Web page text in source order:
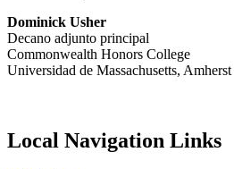
Dominick Usher
Decano adjunto principal
Commonwealth Honors College
Universidad de Massachusetts, Amherst
Local Navigation Links